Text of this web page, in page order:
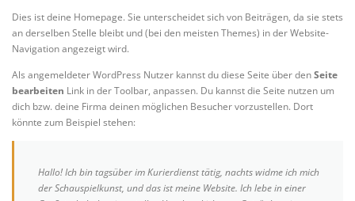
Dies ist deine Homepage. Sie unterscheidet sich von Beiträgen, da sie stets
an derselben Stelle bleibt und (bei den meisten Themes) in der Website-
Navigation angezeigt wird.
Als angemeldeter WordPress Nutzer kannst du diese Seite über denSeite
bearbeiten Link in der Toolbar, anpassen. Du kannst die Seite nutzen um
dich bzw. deine Firma deinen möglichen Besucher vorzustellen. Dort
könnte zum Beispiel stehen:
Hallo! Ich bin tagsüber im Kurierdienst tätig, nachts widme ich mich
der Schauspielkunst, und das ist meine Website. Ich lebe in einer